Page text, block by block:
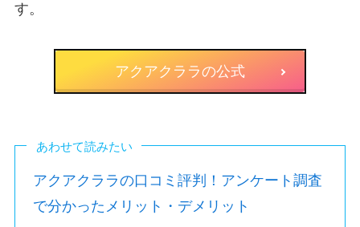
す。
アクアクララの公式
あわせて読みたい
アクアクララの口コミ評判！アンケート調査
で分かったメリット・デメリット